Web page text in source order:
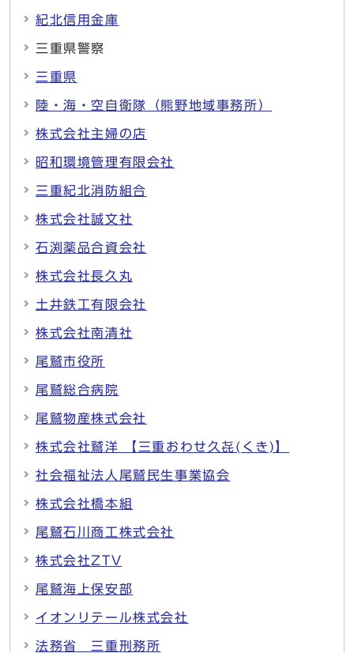
紀北信用金庫
三重県警察
三重県
陸・海・空自衛隊（熊野地域事務所）
株式会社主婦の店
昭和環境管理有限会社
三重紀北消防組合
株式会社誠文社
石渕薬品合資会社
株式会社長久丸
土井鉄工有限会社
株式会社南清社
尾鷲市役所
尾鷲総合病院
尾鷲物産株式会社
株式会社鷲洋 【三重おわせ久㐂(くき)】
社会福祉法人尾鷲民生事業協会
株式会社橋本組
尾鷲石川商工株式会社
株式会社ZTV
尾鷲海上保安部
イオンリテール株式会社
法務省 三重刑務所